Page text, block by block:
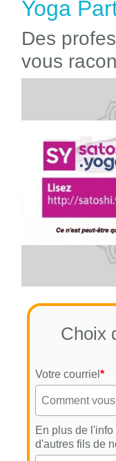
Yoga
Des
vous
Choix
Votre courriel *
En plus de
d'autres fils de